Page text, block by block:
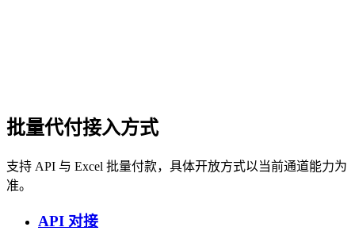
批量代付接入方式
支持 API 与 Excel 批量付款，具体开放方式以当前通道能力为
准。
API 对接